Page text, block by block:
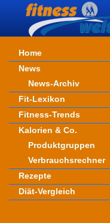
Home
News
News-Archiv
Fit-Lexikon
Fitness-Trends
Kalorien & Co.
Produktgruppen
Verbrauchsrechner
Rezepte
Diät-Vergleich